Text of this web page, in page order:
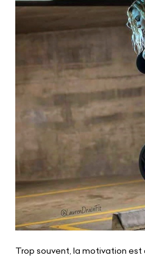
Trop souvent, la motivation est